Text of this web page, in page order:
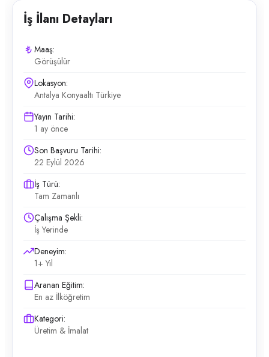
İş İlanı Detayları
Maaş:
Görüşülür
Lokasyon:
Antalya Konyaaltı Türkiye
Yayın Tarihi:
1 ay önce
Son Başvuru Tarihi:
22 Eylül 2026
İş Türü:
Tam Zamanlı
Çalışma Şekli:
İş Yerinde
Deneyim:
1+ Yıl
Aranan Eğitim:
En az İlköğretim
Kategori:
Üretim & İmalat